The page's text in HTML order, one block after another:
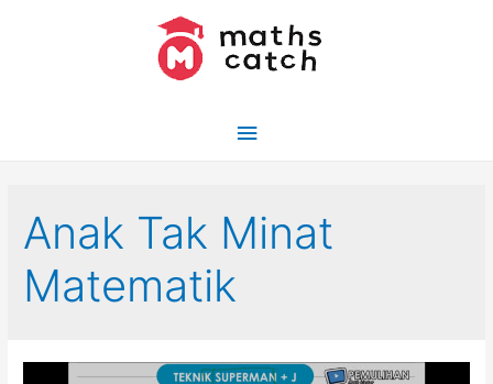
Main
Anak Tak Minat
Matematik